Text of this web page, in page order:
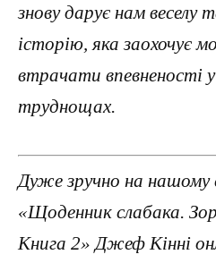
знову дарує нам веселу
історію, яка заохочує
втрачати впевненості
труднощах.
Дуже зручно на нашому
«Щоденник слабака.
Книга 2» Джеф Кінні